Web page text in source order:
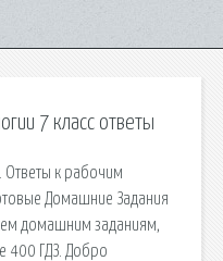
7 класс ответы
Ответы к рабочим
Домашние Задания
домашним заданиям,
400 ГДЗ. Добро